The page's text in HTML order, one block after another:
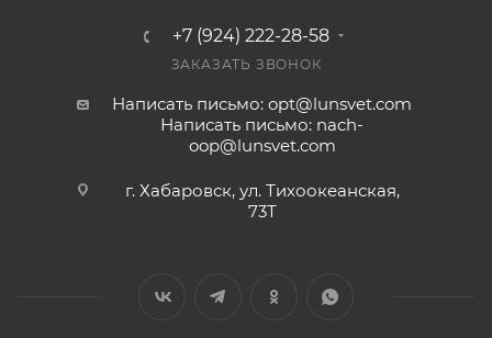
+7 (924) 222-28-58
ЗАКАЗАТЬ ЗВОНОК
Написать письмо: opt@lunsvet.com
Написать письмо: nach-
oop@lunsvet.com
г. Хабаровск, ул. Тихоокеанская,
73Т